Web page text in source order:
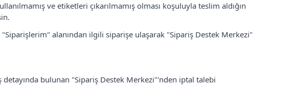
ve etiketleri çıkarılmamış olması koşuluyla teslim aldığın
alanından ilgili siparişe ulaşarak "Sipariş Destek Merkezi"
bulunan "Sipariş Destek Merkezi"'nden iptal talebi